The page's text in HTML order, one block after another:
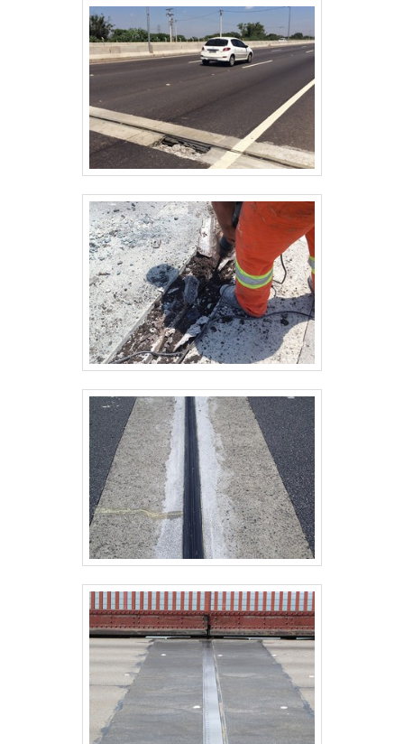
demandam acabamento metalizado;
Excelente durabilidade; Não corroí e
nem oxida; Fácil m.